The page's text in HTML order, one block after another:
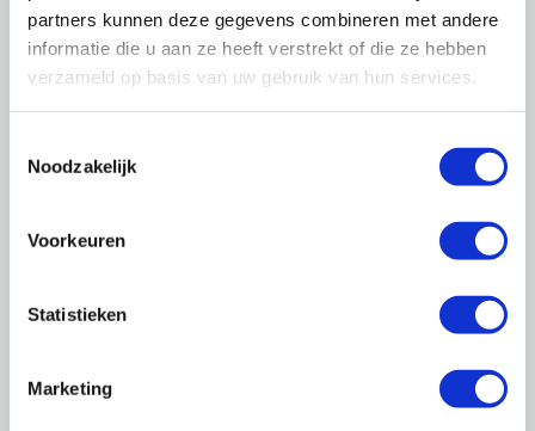
partners kunnen deze gegevens combineren met andere
informatie die u aan ze heeft verstrekt of die ze hebben
verzameld op basis van uw gebruik van hun services.
Noodzakelijk
Voorkeuren
Statistieken
Marketing
Wilbert Teunissen
Adviseur, Trainer, Developer afdeling Onderwijs en
Expertise Centrum
w.teunissen@onderhoudnl.nl